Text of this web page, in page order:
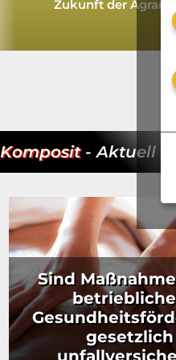
Zukunft der
Komposit- Aktuell
Sind
gesetzlich